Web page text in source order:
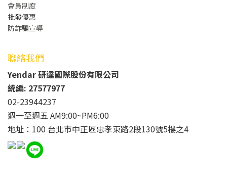
會員制度
批發優惠
防詐騙宣導
聯絡我們
Yendar 研達國際股份有限公司
統編: 27577977
02-23944237
週一至週五 AM9:00~PM6:00
地址：100 台北市中正區忠孝東路2段130號5樓之4